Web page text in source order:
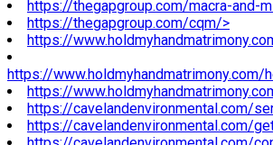
https://thegapgroup.com/macra-and-
https://thegapgroup.com/cqm/>
https://
https://www.holdmyhandmatrimony.com/
https://
https://cavelandenvironmental.com/
https://cavelandenvironmental.com/